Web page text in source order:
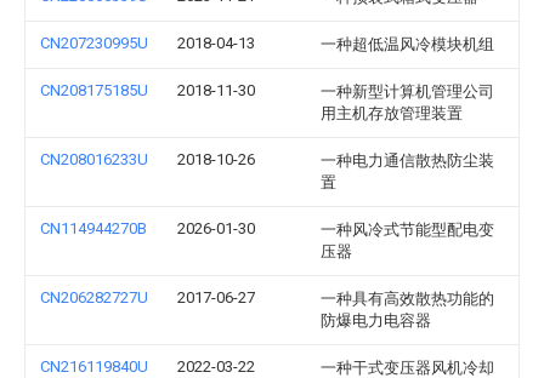
CN207230995U 2018-04-13 一种超低温风冷模块机组
CN208175185U 2018-11-30
一种新型计算机管理公司
用主机存放管理装置
CN208016233U 2018-10-26
一种电力通信散热防尘装
置
CN114944270B 2026-01-30
一种风冷式节能型配电变
压器
CN206282727U 2017-06-27
一种具有高效散热功能的
防爆电力电容器
CN216119840U 2022-03-22
一种干式变压器风机冷却